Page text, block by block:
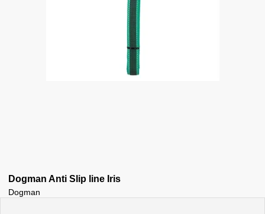
Dogman Anti Slip line Iris
Dogman